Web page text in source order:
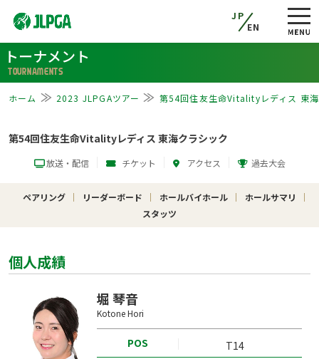
JP
EN
トーナメント
TOURNAMENTS
ホーム 2023 JLPGAツアー 第54回住友生命Vitalityレディス 東
第54回住友生命Vitalityレディス 東海クラシック
放送・配信 チケット アクセス 過去大会
ペアリング リーダーボード ホールバイホール
ホールサマリ
スタッツ
個人成績
堀 琴音
Kotone Hori
POS
T14